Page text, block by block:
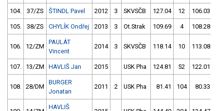
104. 37/ZS ŠTINDL Pavel 2012 3 SKVSČB 127.04 12 106.03
105. 38/ZS CHYLÍK Ondřej 2013 3 Ot.Strak 109.69 4 108.28
106. 12/ZM
PAULÁT
Vincent
2014 3 SKVSČB 118.14 10 113.08
107. 13/ZM HAVLIŠ Jan 2015 USK Pha 124.81 52 122.01
108. 28/DM
BURGER
Jonatan
2011 2 USK Pha 81.41 104 80.33
HAVLIŠ